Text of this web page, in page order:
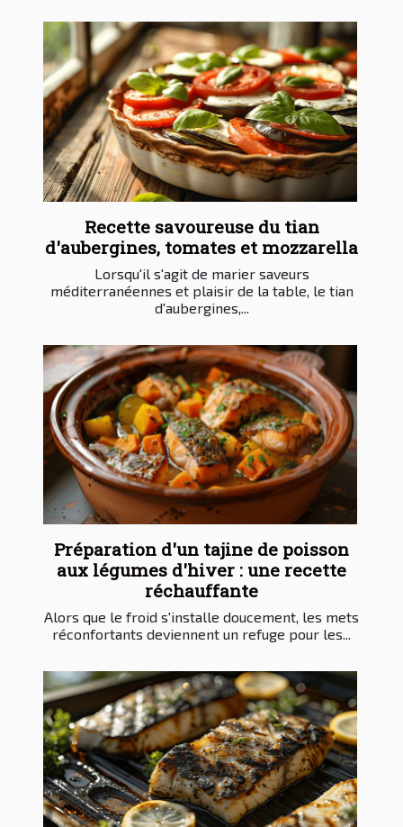
Recette savoureuse du tian
d'aubergines, tomates et mozzarella
Lorsqu'il s'agit de marier saveurs
méditerranéennes et plaisir de la table, le tian
d'aubergines,...
Préparation d'un tajine de poisson
aux légumes d'hiver : une recette
réchauffante
Alors que le froid s'installe doucement, les mets
réconfortants deviennent un refuge pour les...